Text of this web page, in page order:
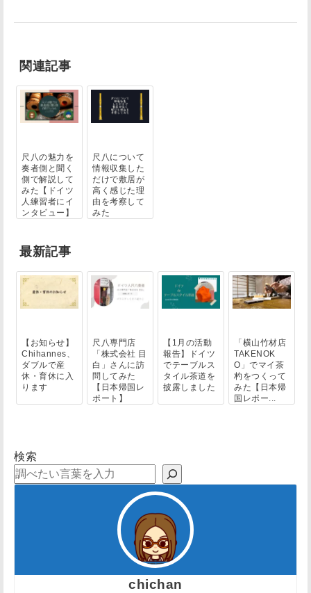
関連記事
尺八の魅力を
奏者側と聞く
側で解説して
みた【ドイツ
人練習者にイ
ンタビュー】
尺八について
情報収集した
だけで敷居が
高く感じた理
由を考察して
みた
最新記事
【お知らせ】
Chihannes、
ダブルで産
休・育休に入
ります
尺八専門店
「株式会社 目
白」さんに訪
問してみた
【日本帰国レ
ポート】
【1月の活動
報告】ドイツ
でテーブルス
タイル茶道を
披露しました
「横山竹材店
TAKENOK
O」でマイ茶
杓をつくって
みた【日本帰
国レポー...
検索
chichan